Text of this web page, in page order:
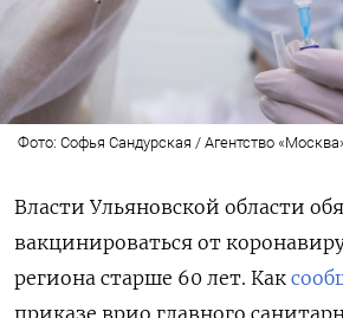
Фото: Софья Сандурская / Агентство
Власти Ульяновской области
вакцинироваться от
региона старше 60 лет. Как